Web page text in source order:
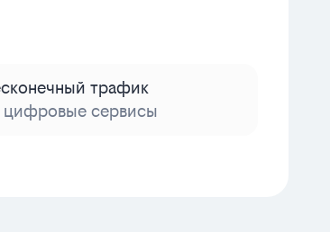
трафик
цифровые сервисы